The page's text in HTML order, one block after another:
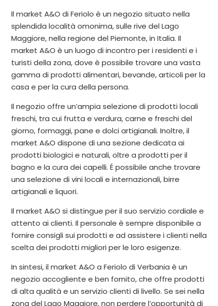
Il market A&O di Feriolo è un negozio situato nella
splendida località omonima, sulle rive del Lago
Maggiore, nella regione del Piemonte, in Italia. Il
market A&O è un luogo di incontro per i residenti e i
turisti della zona, dove è possibile trovare una vasta
gamma di prodotti alimentari, bevande, articoli per la
casa e per la cura della persona.
Il negozio offre un’ampia selezione di prodotti locali
freschi, tra cui frutta e verdura, carne e freschi del
giorno, formaggi, pane e dolci artigianali. Inoltre, il
market A&O dispone di una sezione dedicata ai
prodotti biologici e naturali, oltre a prodotti per il
bagno e la cura dei capelli. É possibile anche trovare
una selezione di vini locali e internazionali, birre
artigianali e liquori.
Il market A&O si distingue per il suo servizio cordiale e
attento ai clienti. Il personale è sempre disponibile a
fornire consigli sui prodotti e ad assistere i clienti nella
scelta dei prodotti migliori per le loro esigenze.
In sintesi, il market A&O a Feriolo di Verbania è un
negozio accogliente e ben fornito, che offre prodotti
di alta qualità e un servizio clienti di livello. Se sei nella
zona del Lago Maggiore, non perdere l’opportunità di